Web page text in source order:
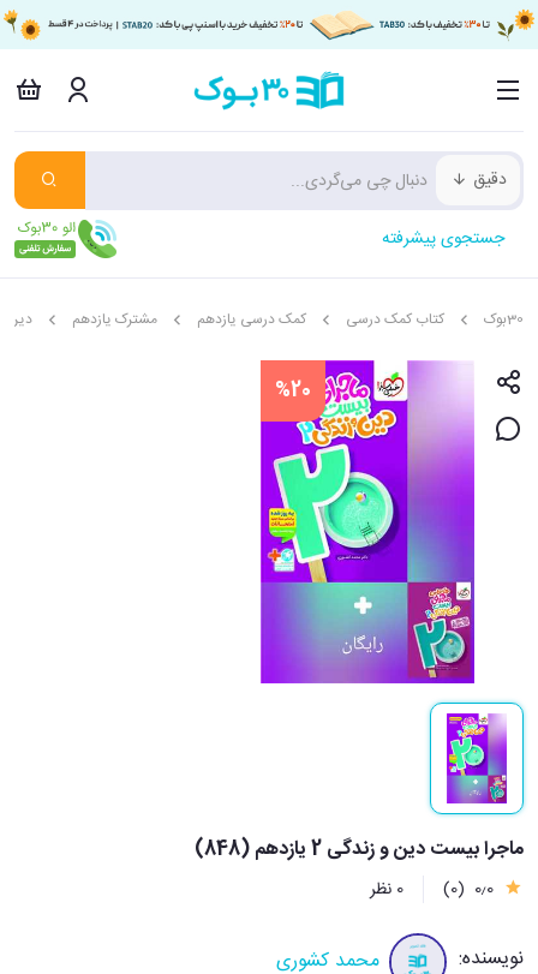
دقیق
جستجوی پیشرفته
30بوک کتاب کمک درسی کمک درسی یازدهم مشترک یازدهم دین
%20
ماجرا بیست دین و زندگی 2 یازدهم (848)
0٫0 (0) 0 نظر
نویسنده: محمد کشوری